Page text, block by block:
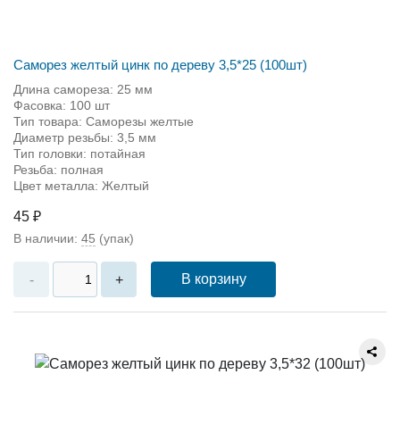
Саморез желтый цинк по дереву 3,5*25 (100шт)
Длина самореза: 25 мм
Фасовка: 100 шт
Тип товара: Саморезы желтые
Диаметр резьбы: 3,5 мм
Тип головки: потайная
Резьба: полная
Цвет металла: Желтый
45 ₽
В наличии: 45 (упак)
- + В корзину